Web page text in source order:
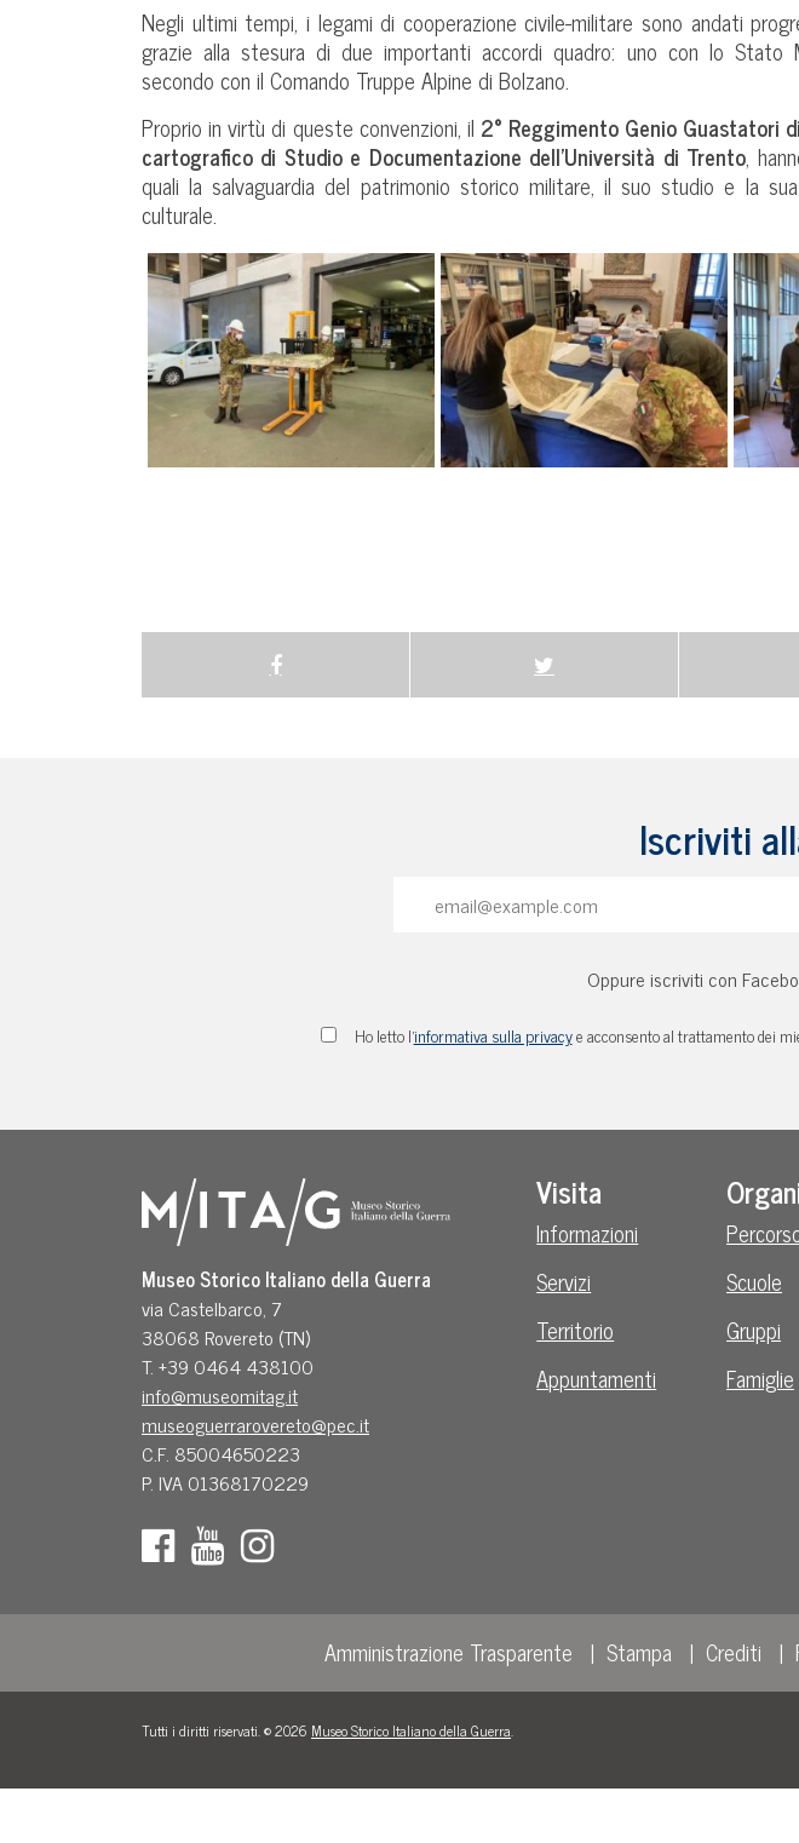
Negli ultimi tempi, i legami di cooperazione civile-militare sono andati
grazie alla stesura di due importanti accordi quadro: uno con lo Stato
secondo con il Comando Truppe Alpine di Bolzano.
Proprio in virtù di queste convenzioni, il 2° Reggimento Genio Guastatori
cartografico di Studio e Documentazione dell’Università di Trento,
quali la salvaguardia del patrimonio storico militare, il suo studio e la
culturale.
Iscriviti
Oppure iscriviti con
Ho letto l'informativa sulla privacye acconsento al trattamento dei
Museo Storico Italiano della Guerra
via Castelbarco, 7
38068 Rovereto (TN)
T. +39 0464 438100
info@museomitag.it
museoguerrarovereto@pec.it
C.F. 85004650223
P. IVA 01368170229
Visita
Informazioni
Servizi
Territorio
Appuntamenti
Scuole
Gruppi
Famiglie
Amministrazione Trasparente Stampa Crediti
Tutti i diritti riservati. © 2026 Museo Storico Italiano della Guerra.